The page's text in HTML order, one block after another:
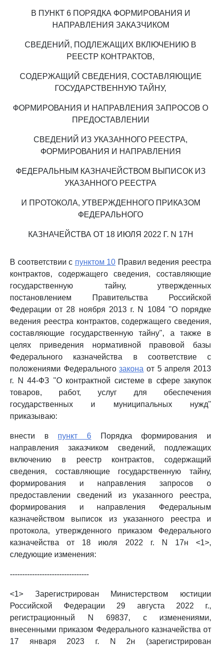
В ПУНКТ 6 ПОРЯДКА ФОРМИРОВАНИЯ И
НАПРАВЛЕНИЯ ЗАКАЗЧИКОМ
СВЕДЕНИЙ, ПОДЛЕЖАЩИХ ВКЛЮЧЕНИЮ В
РЕЕСТР КОНТРАКТОВ,
СОДЕРЖАЩИЙ СВЕДЕНИЯ, СОСТАВЛЯЮЩИЕ
ГОСУДАРСТВЕННУЮ ТАЙНУ,
ФОРМИРОВАНИЯ И НАПРАВЛЕНИЯ ЗАПРОСОВ О
ПРЕДОСТАВЛЕНИИ
СВЕДЕНИЙ ИЗ УКАЗАННОГО РЕЕСТРА,
ФОРМИРОВАНИЯ И НАПРАВЛЕНИЯ
ФЕДЕРАЛЬНЫМ КАЗНАЧЕЙСТВОМ ВЫПИСОК ИЗ
УКАЗАННОГО РЕЕСТРА
И ПРОТОКОЛА, УТВЕРЖДЕННОГО ПРИКАЗОМ
ФЕДЕРАЛЬНОГО
КАЗНАЧЕЙСТВА ОТ 18 ИЮЛЯ 2022 Г. N 17Н
В соответствии с пунктом 10 Правил ведения реестра
контрактов, содержащего сведения, составляющие
государственную тайну, утвержденных
постановлением Правительства Российской
Федерации от 28 ноября 2013 г. N 1084 "О порядке
ведения реестра контрактов, содержащего сведения,
составляющие государственную тайну", а также в
целях приведения нормативной правовой базы
Федерального казначейства в соответствие с
положениями Федеральногозакона от 5 апреля 2013
г. N 44-ФЗ "О контрактной системе в сфере закупок
товаров, работ, услуг для обеспечения
государственных и муниципальных нужд"
приказываю:
внести в пункт 6 Порядка формирования и
направления заказчиком сведений, подлежащих
включению в реестр контрактов, содержащий
сведения, составляющие государственную тайну,
формирования и направления запросов о
предоставлении сведений из указанного реестра,
формирования и направления Федеральным
казначейством выписок из указанного реестра и
протокола, утвержденного приказом Федерального
казначейства от 18 июля 2022 г. N 17н <1>,
следующие изменения:
--------------------------------
<1> Зарегистрирован Министерством юстиции
Российской Федерации 29 августа 2022 г.,
регистрационный N 69837, с изменениями,
внесенными приказом Федерального казначейства от
17 января 2023 г. N 2н (зарегистрирован